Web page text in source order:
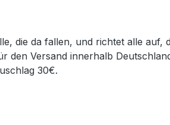
den Versand innerhalb
30€.